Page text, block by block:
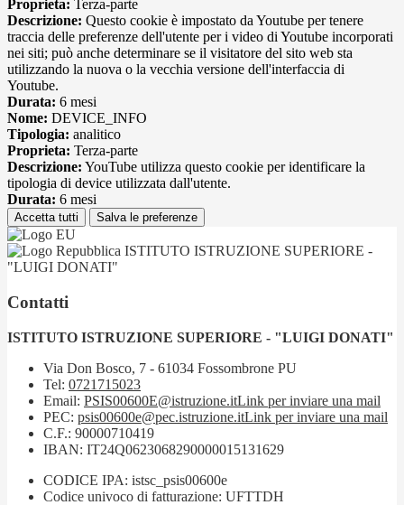
Proprieta: Terza-parte
Descrizione: Questo cookie è impostato da Youtube per tenere
traccia delle preferenze dell'utente per i video di Youtube incorporati
nei siti; può anche determinare se il visitatore del sito web sta
utilizzando la nuova o la vecchia versione dell'interfaccia di
Youtube.
Durata: 6 mesi
Nome: DEVICE_INFO
Tipologia: analitico
Proprieta: Terza-parte
Descrizione: YouTube utilizza questo cookie per identificare la
tipologia di device utilizzata dall'utente.
Durata: 6 mesi
Accetta tutti Salva le preferenze
ISTITUTO ISTRUZIONE SUPERIORE -
"LUIGI DONATI"
Contatti
ISTITUTO ISTRUZIONE SUPERIORE - "LUIGI DONATI"
Via Don Bosco, 7 - 61034 Fossombrone PU
Tel: 0721715023
Email: PSIS00600E@istruzione.itLink per inviare una mail
PEC: psis00600e@pec.istruzione.itLink per inviare una mail
C.F.: 90000710419
IBAN: IT24Q0623068290000015131629
CODICE IPA: istsc_psis00600e
Codice univoco di fatturazione: UFTTDH